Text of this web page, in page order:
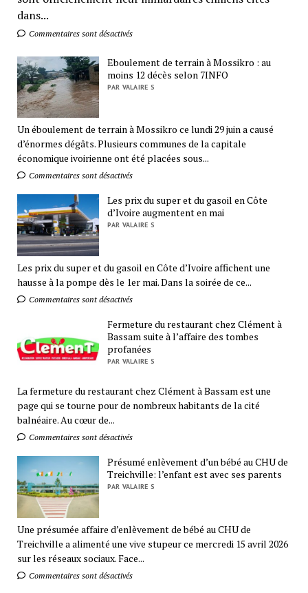
dans...
Commentaires sont désactivés
Eboulement de terrain à Mossikro : au
moins 12 décès selon 7INFO
PAR VALAIRE S
Un éboulement de terrain à Mossikro ce lundi 29 juin a causé
d’énormes dégâts. Plusieurs communes de la capitale
économique ivoirienne ont été placées sous...
Commentaires sont désactivés
Les prix du super et du gasoil en Côte
d’Ivoire augmentent en mai
PAR VALAIRE S
Les prix du super et du gasoil en Côte d’Ivoire affichent une
hausse à la pompe dès le 1er mai. Dans la soirée de ce...
Commentaires sont désactivés
Fermeture du restaurant chez Clément à
Bassam suite à l’affaire des tombes
profanées
PAR VALAIRE S
La fermeture du restaurant chez Clément à Bassam est une
page qui se tourne pour de nombreux habitants de la cité
balnéaire. Au cœur de...
Commentaires sont désactivés
Présumé enlèvement d’un bébé au CHU de
Treichville: l’enfant est avec ses parents
PAR VALAIRE S
Une présumée affaire d’enlèvement de bébé au CHU de
Treichville a alimenté une vive stupeur ce mercredi 15 avril 2026
sur les réseaux sociaux. Face...
Commentaires sont désactivés